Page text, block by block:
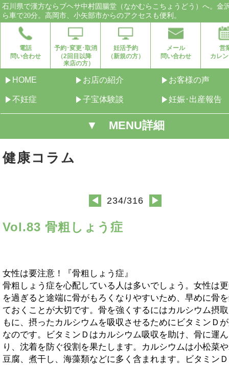
石川県で漢方ならブヘサ中村固腸堂（なかむらこちょうどう）へ。金
ら車で20分。高岡市、小矢部市からのアクセスも便利。
電話
問い合わせ
予約･変更･取消
（2回目以降
来店の方）
妊活予約
（新規の方）
メール
問い合わせ
営
カレ
HOME お店の紹介 お客様の声
不妊症 子宝体験談 妊娠･出産報告
▼ MENU詳細
健康コラム
◀ 234/316 ▶
Vol.83 骨粗しょう症
女性は要注意！『骨粗しょう症』
骨粗しょう症を心配している人は多いでしょう。女性は
を過ぎると途端に骨がもろくなりやすいため、早めに骨
ておくことが大切です。骨を強くするにはカルシウム摂
もに、摂ったカルシウムを吸収させるためにビタミンＤ
なのです。ビタミンＤはカルシウム吸収を助け、骨に運
り、沈着を防ぐ役割を果たします。カルシウムは小松菜
豆腐、煮干し、海藻類などに多く含まれます。ビタミン